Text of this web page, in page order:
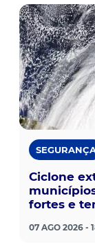
Ciclone
fortes e
07 AGO 2026 -